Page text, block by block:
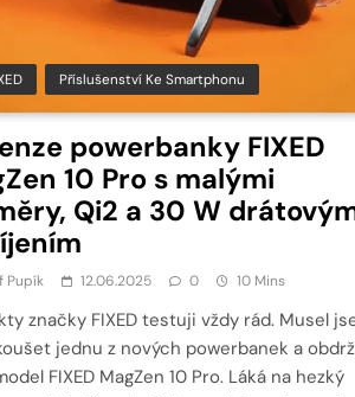
Příslušenství Ke Smartphonu
powerbanky FIXED
10 Pro s malými
Qi2 a 30 W
Pupík 12.06.2025 0 10 Mins
značky FIXED testuji vždy rád. Musel
jednu z nových powerbanek a
FIXED MagZen 10 Pro. Láká na hezký